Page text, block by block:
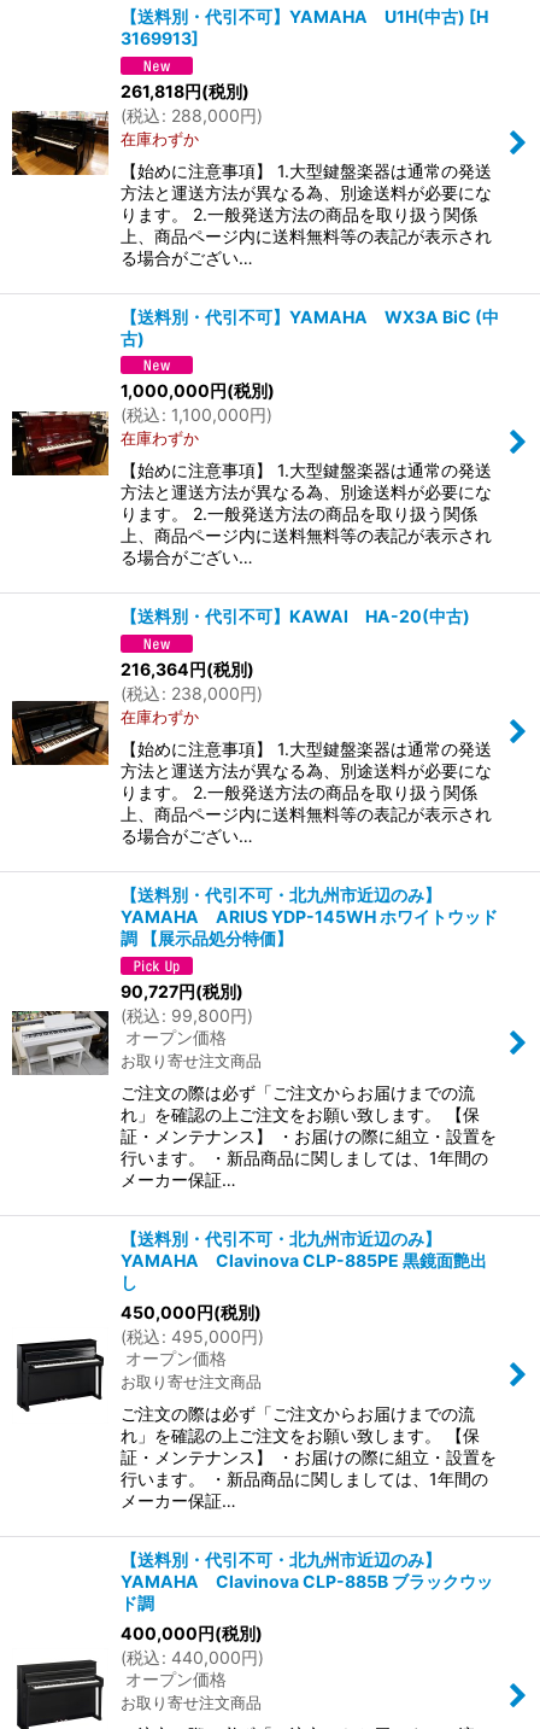
【送料別・代引不可】YAMAHA U1H(中古) [H
3169913]
261,818円(税別)
(税込: 288,000円)
在庫わずか
【始めに注意事項】 1.大型鍵盤楽器は通常の発送
方法と運送方法が異なる為、別途送料が必要にな
ります。 2.一般発送方法の商品を取り扱う関係
上、商品ページ内に送料無料等の表記が表示され
る場合がござい…
【送料別・代引不可】YAMAHA WX3A BiC (中
古)
1,000,000円(税別)
(税込: 1,100,000円)
在庫わずか
【始めに注意事項】 1.大型鍵盤楽器は通常の発送
方法と運送方法が異なる為、別途送料が必要にな
ります。 2.一般発送方法の商品を取り扱う関係
上、商品ページ内に送料無料等の表記が表示され
る場合がござい…
【送料別・代引不可】KAWAI HA-20(中古)
216,364円(税別)
(税込: 238,000円)
在庫わずか
【始めに注意事項】 1.大型鍵盤楽器は通常の発送
方法と運送方法が異なる為、別途送料が必要にな
ります。 2.一般発送方法の商品を取り扱う関係
上、商品ページ内に送料無料等の表記が表示され
る場合がござい…
【送料別・代引不可・北九州市近辺のみ】
YAMAHA ARIUS YDP-145WH ホワイトウッド
調 【展示品処分特価】
90,727円(税別)
(税込: 99,800円)
オープン価格
お取り寄せ注文商品
ご注文の際は必ず「ご注文からお届けまでの流
れ」を確認の上ご注文をお願い致します。 【保
証・メンテナンス】 ・お届けの際に組立・設置を
行います。 ・新品商品に関しましては、1年間の
メーカー保証…
【送料別・代引不可・北九州市近辺のみ】
YAMAHA Clavinova CLP-885PE 黒鏡面艶出
し
450,000円(税別)
(税込: 495,000円)
オープン価格
お取り寄せ注文商品
ご注文の際は必ず「ご注文からお届けまでの流
れ」を確認の上ご注文をお願い致します。 【保
証・メンテナンス】 ・お届けの際に組立・設置を
行います。 ・新品商品に関しましては、1年間の
メーカー保証…
【送料別・代引不可・北九州市近辺のみ】
YAMAHA Clavinova CLP-885B ブラックウッ
ド調
400,000円(税別)
(税込: 440,000円)
オープン価格
お取り寄せ注文商品